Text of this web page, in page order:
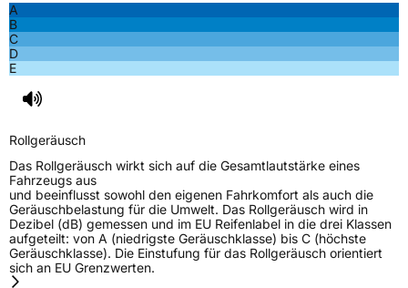
A
B
C
D
E
Rollgeräusch
Das Rollgeräusch wirkt sich auf die Gesamtlautstärke eines
Fahrzeugs aus
und beeinflusst sowohl den eigenen Fahrkomfort als auch die
Geräuschbelastung für die Umwelt. Das Rollgeräusch wird in
Dezibel (dB) gemessen und im EU Reifenlabel in die drei Klassen
aufgeteilt: von A (niedrigste Geräuschklasse) bis C (höchste
Geräuschklasse). Die Einstufung für das Rollgeräusch orientiert
sich an EU Grenzwerten.